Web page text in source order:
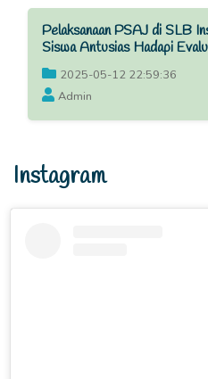
Pelaksanaan PSAJ di SLB
Siswa Antusias Hadapi
2025-05-12 22:59:36
Admin
Instagram